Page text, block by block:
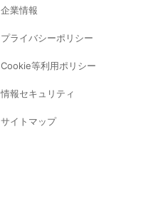
企業情報
プライバシーポリシー
Cookie等利用ポリシー
情報セキュリティ
サイトマップ